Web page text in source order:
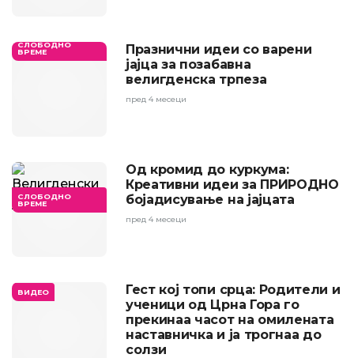
СЛОБОДНО
ВРЕМЕ
Празнични идеи со варени
јајца за позабавна
велигденска трпеза
пред 4 месеци
СЛОБОДНО
ВРЕМЕ
Од кромид до куркума:
Креативни идеи за ПРИРОДНО
бојадисување на јајцата
пред 4 месеци
ВИДЕО
Гест кој топи срца: Родители и
ученици од Црна Гора го
прекинаа часот на омилената
наставничка и ја трогнаа до
солзи